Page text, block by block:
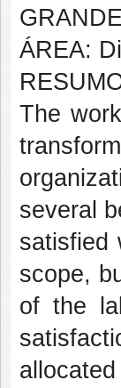
ÁREA:
The
several
satisfied
scope,
of the